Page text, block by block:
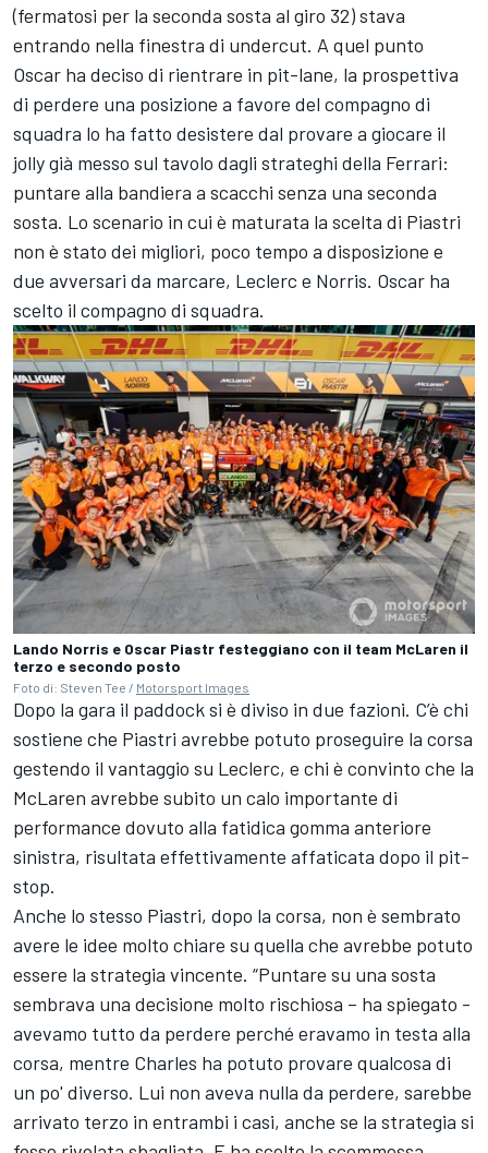
(fermatosi per la seconda sosta al giro 32) stava
entrando nella finestra di undercut. A quel punto
Oscar ha deciso di rientrare in pit-lane, la prospettiva
di perdere una posizione a favore del compagno di
squadra lo ha fatto desistere dal provare a giocare il
jolly già messo sul tavolo dagli strateghi della Ferrari:
puntare alla bandiera a scacchi senza una seconda
sosta. Lo scenario in cui è maturata la scelta di Piastri
non è stato dei migliori, poco tempo a disposizione e
due avversari da marcare, Leclerc e Norris. Oscar ha
scelto il compagno di squadra.
Lando Norris e Oscar Piastr festeggiano con il team McLaren il
terzo e secondo posto
Foto di: Steven Tee / Motorsport Images
Dopo la gara il paddock si è diviso in due fazioni. C’è chi
sostiene che Piastri avrebbe potuto proseguire la corsa
gestendo il vantaggio su Leclerc, e chi è convinto che la
McLaren avrebbe subito un calo importante di
performance dovuto alla fatidica gomma anteriore
sinistra, risultata effettivamente affaticata dopo il pit-
stop.
Anche lo stesso Piastri, dopo la corsa, non è sembrato
avere le idee molto chiare su quella che avrebbe potuto
essere la strategia vincente. “Puntare su una sosta
sembrava una decisione molto rischiosa – ha spiegato -
avevamo tutto da perdere perché eravamo in testa alla
corsa, mentre Charles ha potuto provare qualcosa di
un po' diverso. Lui non aveva nulla da perdere, sarebbe
arrivato terzo in entrambi i casi, anche se la strategia si